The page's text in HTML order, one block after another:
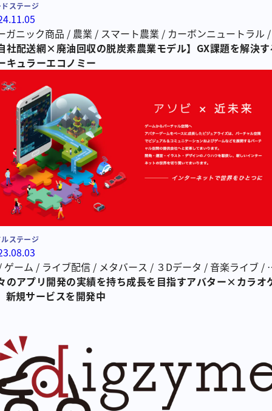
ステージ
ガニック商品 / 農業 / スマート農業 / カーボンニュートラル
ュラエコノミー/バイオ燃料
社配送網×廃油回収の脱炭素農業モデル】GX課題を解決
キュラーエコノミー
ステージ
ゲーム / ライブ配信/ メタバース / ３Dデータ / 音楽ライブ/
ラオケ配信
のアプリ開発の実績を持ち成長を目指すアバター×カラオ
新規サービスを開発中